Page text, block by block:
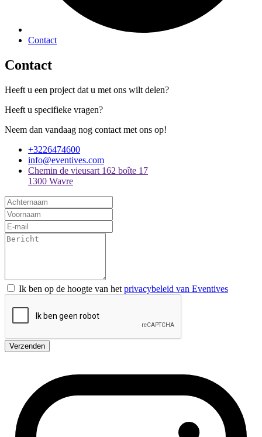
Contact
Contact
Heeft u een project dat u met ons wilt delen?
Heeft u specifieke vragen?
Neem dan vandaag nog contact met ons op!
+3226474600
info@eventives.com
Chemin de vieusart 162 boîte 17
1300 Wavre
Ik ben op de hoogte van het privacybeleid van Eventives
Verzenden